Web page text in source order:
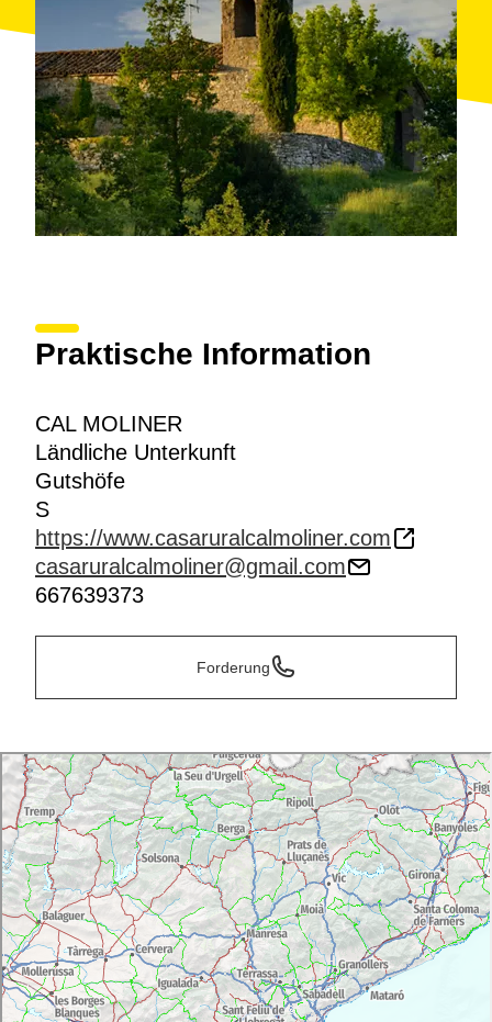
Praktische Information
CAL MOLINER
Ländliche Unterkunft
Gutshöfe
S
https://www.casaruralcalmoliner.com
casaruralcalmoliner@gmail.com
667639373
Forderung